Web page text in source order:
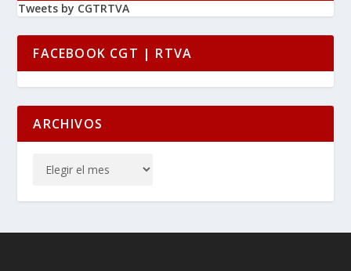
Tweets by CGTRTVA
FACEBOOK CGT | RTVA
ARCHIVOS